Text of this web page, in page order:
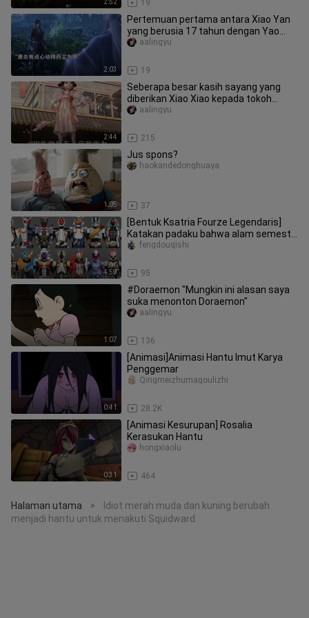
2:52 19
2:03
Pertemuan pertama antara Xiao Yan
yang berusia 17 tahun dengan Yao
Chen
19
aalingyu
2:44
Seberapa besar kasih sayang yang
diberikan Xiao Xiao kepada tokoh
utama dalam Douluo Dalu?
215
aalingyu
1:05
Jus spons?
37
haokandedonghuaya
4:59
[Bentuk Ksatria Fourze Legendaris]
Katakan padaku bahwa alam semesta
akan datang!
95
fengdouqishi
1:07
#Doraemon "Mungkin ini alasan saya
suka menonton Doraemon"
136
aalingyu
0:41
[Animasi]Animasi Hantu Imut Karya
Penggemar
28.2K
Qingmeizhumagoulizhi
0:31
[Animasi Kesurupan] Rosalia
Kerasukan Hantu
464
hongxiaolu
Halaman utama >
Idiot merah muda dan kuning berubah
menjadi hantu untuk menakuti Squidward